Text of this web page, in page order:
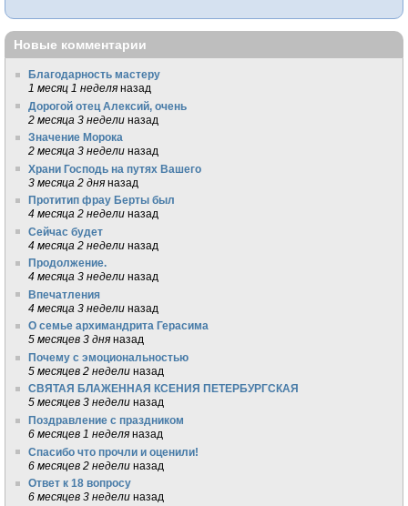
Новые комментарии
Благодарность мастеру
1 месяц 1 неделя назад
Дорогой отец Алексий, очень
2 месяца 3 недели назад
Значение Морока
2 месяца 3 недели назад
Храни Господь на путях Вашего
3 месяца 2 дня назад
Протитип фрау Берты был
4 месяца 2 недели назад
Сейчас будет
4 месяца 2 недели назад
Продолжение.
4 месяца 3 недели назад
Впечатления
4 месяца 3 недели назад
О семье архимандрита Герасима
5 месяцев 3 дня назад
Почему с эмоциональностью
5 месяцев 2 недели назад
СВЯТАЯ БЛАЖЕННАЯ КСЕНИЯ ПЕТЕРБУРГСКАЯ
5 месяцев 3 недели назад
Поздравление с праздником
6 месяцев 1 неделя назад
Спасибо что прочли и оценили!
6 месяцев 2 недели назад
Ответ к 18 вопросу
6 месяцев 3 недели назад